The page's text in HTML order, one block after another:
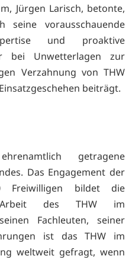
Jürgen Larisch, betonte,
seine vorausschauende
und proaktive
bei Unwetterlagen zur
Verzahnung von THW
beiträgt.
getragene
Das Engagement der
Freiwilligen bildet die
des THW im
Fachleuten, seiner
ist das THW im
weltweit gefragt, wenn